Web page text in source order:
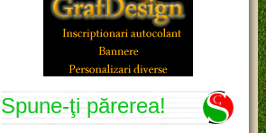
Spune-ţi părerea!